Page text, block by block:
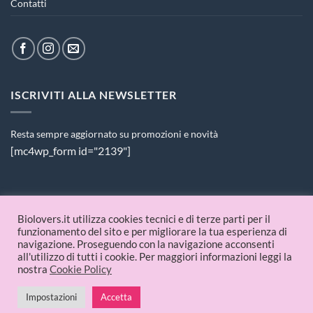
Contatti
ISCRIVITI ALLA NEWSLETTER
Resta sempre aggiornato su promozioni e novità
[mc4wp_form id="2139"]
PAGAMENTI ACCETTATI
© 2026 Biolovers.it | P.IVA 09336481214
Biolovers.it utilizza cookies tecnici e di terze parti per il
funzionamento del sito e per migliorare la tua esperienza di
navigazione. Proseguendo con la navigazione acconsenti
all'utilizzo di tutti i cookie. Per maggiori informazioni leggi la
nostra Cookie Policy
Impostazioni Accetta